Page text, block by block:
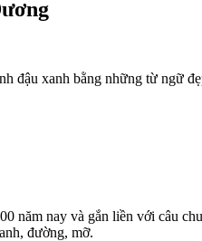
đậu xanh bằng những từ ngữ
năm nay và gắn liền với câu
đường, mỡ.